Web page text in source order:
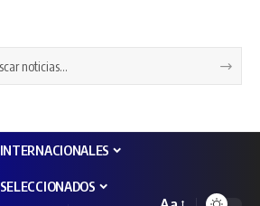
INTERNACIONALES
SELECCIONADOS